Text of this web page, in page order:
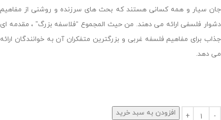
جان سیار و همه کسانی هستند که بحث های سرزنده و روشنی از مفاهیم
دشوار فلسفی ارائه می دهند. من حیث المجموع “فلاسفه بزرگ” ، مقدمه ای
جذاب برای مفاهیم فلسفه غربی و بزرگترین متفکران آن به خوانندگان ارائه
می دهد.
افزودن به سبد خرید